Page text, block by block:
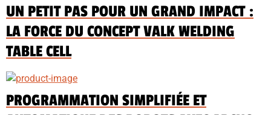
UN PETIT PAS POUR UN GRAND IMPACT :
LA FORCE DU CONCEPT VALK WELDING
TABLE CELL
PROGRAMMATION SIMPLIFIÉE ET